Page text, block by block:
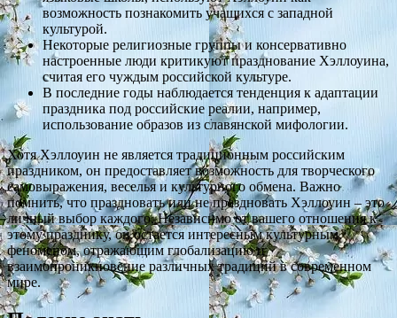
возможность познакомить учащихся с западной
культурой.
Некоторые религиозные группы и консервативно
настроенные люди критикуют празднование Хэллоуина,
считая его чуждым российской культуре.
В последние годы наблюдается тенденция к адаптации
праздника под российские реалии, например,
использование образов из славянской мифологии.
Хотя Хэллоуин не является традиционным российским
праздником, он предоставляет возможность для творческого
самовыражения, веселья и культурного обмена. Важно
помнить, что праздновать или не праздновать Хэллоуин – это
личный выбор каждого. Независимо от вашего отношения к
этому празднику, он остается интересным культурным
феноменом, отражающим глобализацию и
взаимопроникновение различных традиций в современном
мире.